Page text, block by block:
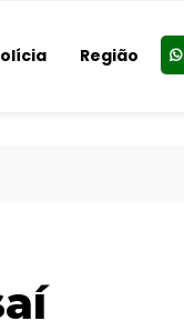
Região